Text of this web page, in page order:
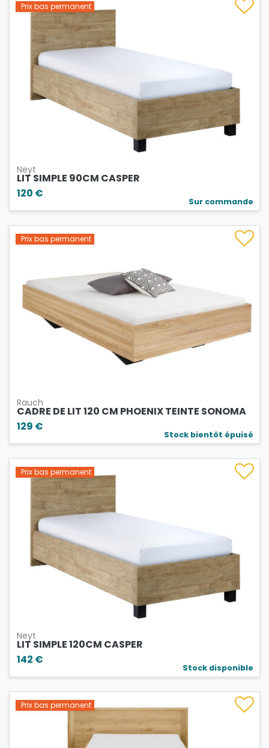
Prix bas permanent
Neyt
LIT SIMPLE 90CM CASPER
120 €
Sur commande
Prix bas permanent
Rauch
CADRE DE LIT 120 CM PHOENIX TEINTE SONOMA
129 €
Stock bientôt épuisé
Prix bas permanent
Neyt
LIT SIMPLE 120CM CASPER
142 €
Stock disponible
Prix bas permanent